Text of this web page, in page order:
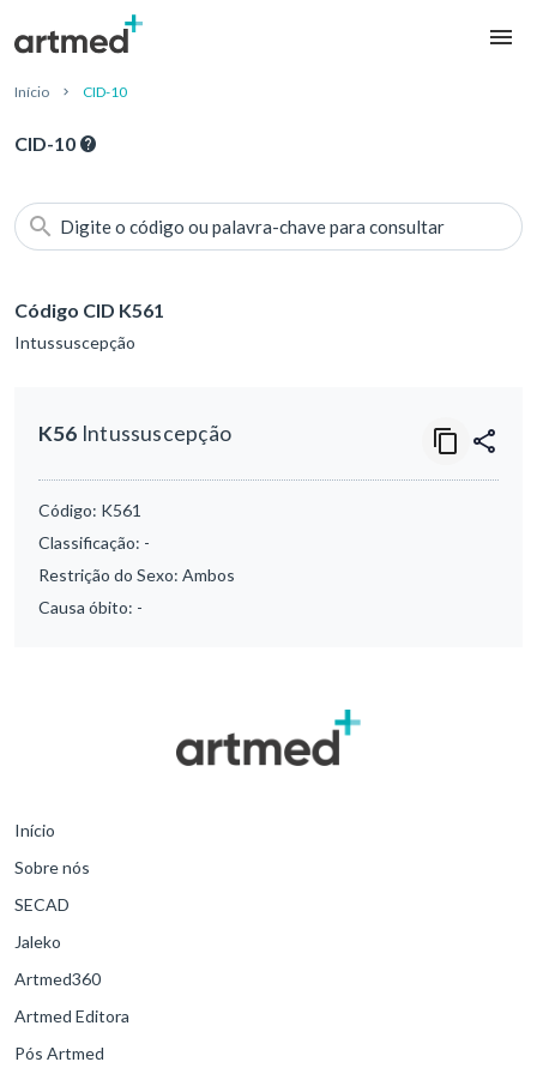
Início CID-10
CID-10
Digite o código ou palavra-chave para consultar
Código CID K561
Intussuscepção
K56 Intussuscepção
Código: K561
Classificação: -
Restrição do Sexo: Ambos
Causa óbito: -
Início
Sobre nós
SECAD
Jaleko
Artmed360
Artmed Editora
Pós Artmed